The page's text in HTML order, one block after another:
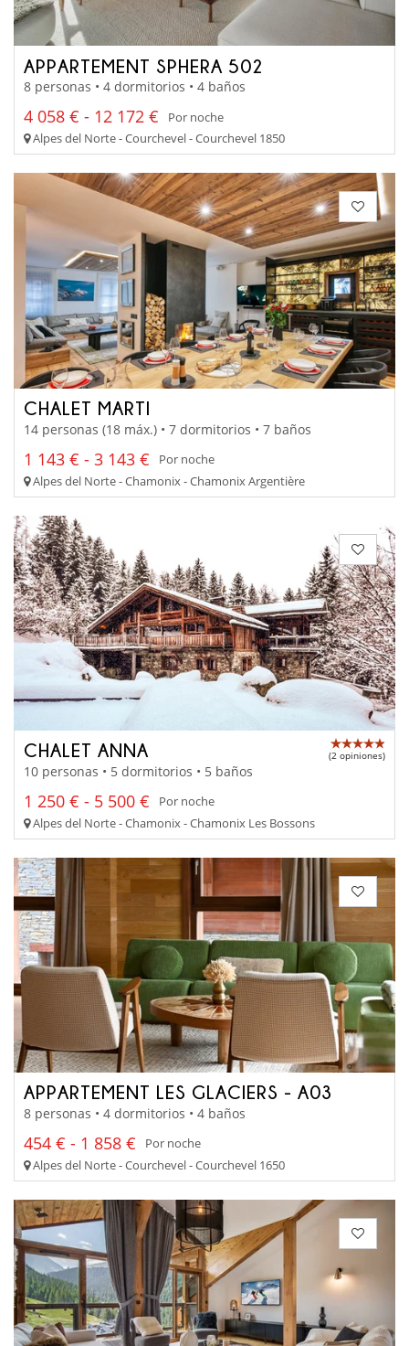
APPARTEMENT SPHERA 502
8 personas • 4 dormitorios • 4 baños
4 058 € - 12 172 €
Por noche
Alpes del Norte - Courchevel - Courchevel 1850
CHALET MARTI
14 personas (18 máx.) • 7 dormitorios • 7 baños
1 143 € - 3 143 €
Por noche
Alpes del Norte - Chamonix - Chamonix Argentière
CHALET ANNA (2 opiniones)
10 personas • 5 dormitorios • 5 baños
1 250 € - 5 500 €
Por noche
Alpes del Norte - Chamonix - Chamonix Les Bossons
APPARTEMENT LES GLACIERS - A03
8 personas • 4 dormitorios • 4 baños
454 € - 1 858 €
Por noche
Alpes del Norte - Courchevel - Courchevel 1650